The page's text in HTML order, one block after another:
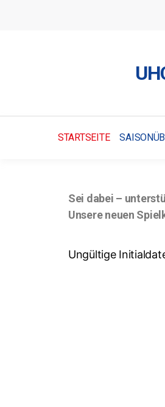
STARTSEITE
Sei dabei –
Unsere neuen
Ungültige